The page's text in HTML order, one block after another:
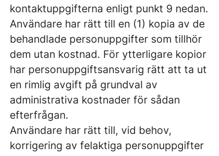
kontaktuppgifterna enligt punkt 9 nedan.
Användare har rätt till en (1) kopia av de
behandlade personuppgifter som tillhör
dem utan kostnad. För ytterligare kopior
har personuppgiftsansvarig rätt att ta ut
en rimlig avgift på grundval av
administrativa kostnader för sådan
efterfrågan.
Användare har rätt till, vid behov,
korrigering av felaktiga personuppgifter